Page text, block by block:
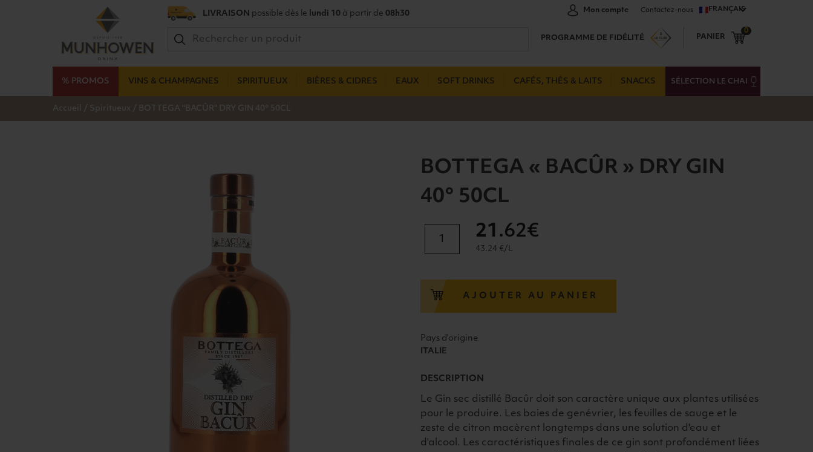
LIVRAISON possible dès le lundi 10 à partir de 08h30 Mon compte Contactez-nous FRANÇAIS
PROGRAMME DE FIDÉLITÉ PANIER
0
% PROMOS VINS & CHAMPAGNES SPIRITUEUX BIÈRES & CIDRES EAUX SOFT DRINKS CAFÉS, THÉS & LAITS SNACKS SÉLECTION LE CHAI
Accueil / Spiritueux / BOTTEGA "BACÛR" DRY GIN 40° 50CL
BOTTEGA « BACÛR » DRY GIN
40° 50CL
DRY
GIN
50CL
21 .62€
43.24 €/L
AJOUTER AU PANIER
Pays d'origine
ITALIE
DESCRIPTION
Le Gin sec distillé Bacûr doit son caractère unique aux plantes utilisées
pour le produire. Les baies de genévrier, les feuilles de sauge et le
zeste de citron macèrent longtemps dans une solution d'eau et
d'alcool. Les caractéristiques finales de ce gin sont profondément liées